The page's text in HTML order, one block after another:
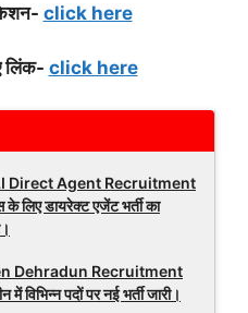
शन- click here
लिंक- click here
Direct Agent Recruitment
लिए डायरेक्ट एजेंट भर्ती का
Dehradun Recruitment
विभिन्न पदों पर नई भर्ती जारी।